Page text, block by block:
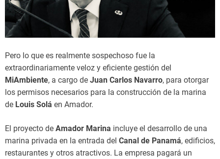
Pero lo que es realmente sospechoso fue la
extraordinariamente veloz y eficiente gestión del
MiAmbiente, a cargo de Juan Carlos Navarro, para otorgar
los permisos necesarios para la construcción de la marina
de Louis Solá en Amador.
El proyecto de Amador Marina incluye el desarrollo de una
marina privada en la entrada del Canal de Panamá, edificios,
restaurantes y otros atractivos. La empresa pagará un